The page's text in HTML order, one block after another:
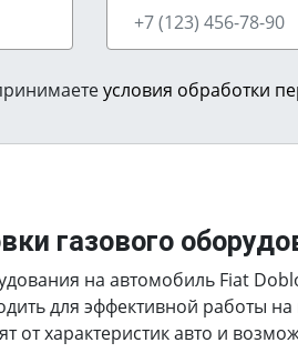
условия обработки
газового
на автомобиль Fiat
для эффективной работы
от характеристик авто и